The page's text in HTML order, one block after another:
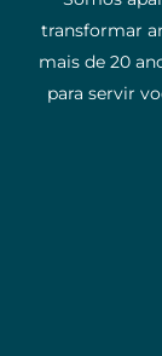
transformar
mais de 20
para servir